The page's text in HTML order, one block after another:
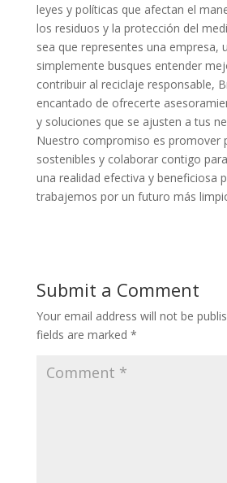
leyes y políticas que afectan el
los residuos y la protección del
sea que representes una empresa,
simplemente busques entender
contribuir al reciclaje responsable,
encantado de ofrecerte
y soluciones que se ajusten a tus
Nuestro compromiso es promover
sostenibles y colaborar contigo
una realidad efectiva y beneficiosa
trabajemos por un futuro más
Submit a Comment
Your email address will not be
fields are marked *